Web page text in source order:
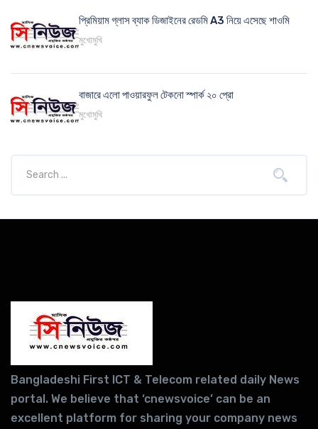
প্রিমিয়াম গ্লাস ব্যাক ডিজাইনের রেডমি A3 নিয়ে এসেছে শাওমি
মুখোমুখি
বাজারে এলো পাওয়ারফুল টেকনো স্পার্ক ২০ প্রো
মুখোমুখি
Bangladeshi First ICT & Telecom related daily News
portal. We believe that ‘cnewsvoice’ can be an
excellent platform for sharing your company news